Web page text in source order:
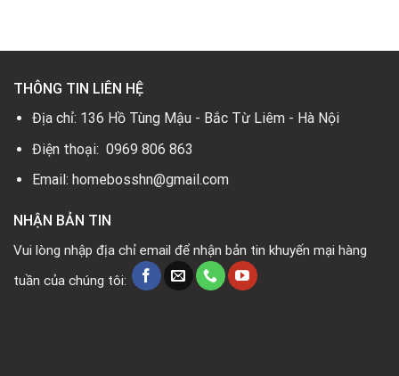
THÔNG TIN LIÊN HỆ
Địa chỉ: 136 Hồ Tùng Mậu - Bắc Từ Liêm - Hà Nội
Điện thoại: 0969 806 863
Email: homebosshn@gmail.com
NHẬN BẢN TIN
Vui lòng nhập địa chỉ email để nhận bản tin khuyến mại hàng
tuần của chúng tôi: